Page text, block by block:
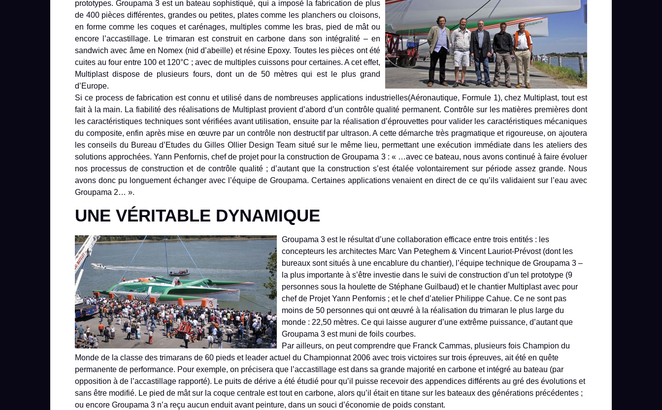
prototypes. Groupama 3 est un bateau sophistiqué, qui a imposé la fabrication de plus
de 400 pièces différentes, grandes ou petites, plates comme les planchers ou cloisons,
en forme comme les coques et carénages, multiples comme les bras, pied de mât ou
encore l’accastillage. Le trimaran est construit en carbone dans son intégralité – en
sandwich avec âme en Nomex (nid d’abeille) et résine Epoxy. Toutes les pièces ont été
cuites au four entre 100 et 120°C ; avec de multiples cuissons pour certaines. A cet effet,
Multiplast dispose de plusieurs fours, dont un de 50 mètres qui est le plus grand
d’Europe.
Si ce process de fabrication est connu et utilisé dans de nombreuses applications industrielles(Aéronautique, Formule 1), chez Multiplast, tout est
fait à la main. La fiabilité des réalisations de Multiplast provient d’abord d’un contrôle qualité permanent. Contrôle sur les matières premières dont
les caractéristiques techniques sont vérifiées avant utilisation, ensuite par la réalisation d’éprouvettes pour valider les caractéristiques mécaniques
du composite, enfin après mise en œuvre par un contrôle non destructif par ultrason. A cette démarche très pragmatique et rigoureuse, on ajoutera
les conseils du Bureau d’Etudes du Gilles Ollier Design Team situé sur le même lieu, permettant une exécution immédiate dans les ateliers des
solutions approchées. Yann Penfornis, chef de projet pour la construction de Groupama 3 : « …avec ce bateau, nous avons continué à faire évoluer
nos processus de construction et de contrôle qualité ; d’autant que la construction s’est étalée volontairement sur période assez grande. Nous
avons donc pu longuement échanger avec l’équipe de Groupama. Certaines applications venaient en direct de ce qu’ils validaient sur l’eau avec
Groupama 2… ».
UNE VÉRITABLE DYNAMIQUE
Groupama 3 est le résultat d’une collaboration efficace entre trois entités : les
concepteurs les architectes Marc Van Peteghem & Vincent Lauriot-Prévost (dont les
bureaux sont situés à une encablure du chantier), l’équipe technique de Groupama 3 –
la plus importante à s’être investie dans le suivi de construction d’un tel prototype (9
personnes sous la houlette de Stéphane Guilbaud) et le chantier Multiplast avec pour
chef de Projet Yann Penfornis ; et le chef d’atelier Philippe Cahue. Ce ne sont pas
moins de 50 personnes qui ont œuvré à la réalisation du trimaran le plus large du
monde : 22,50 mètres. Ce qui laisse augurer d’une extrême puissance, d’autant que
Groupama 3 est muni de foils courbes.
Par ailleurs, on peut comprendre que Franck Cammas, plusieurs fois Champion du
Monde de la classe des trimarans de 60 pieds et leader actuel du Championnat 2006 avec trois victoires sur trois épreuves, ait été en quête
permanente de performance. Pour exemple, on précisera que l’accastillage est dans sa grande majorité en carbone et intégré au bateau (par
opposition à de l’accastillage rapporté). Le puits de dérive a été étudié pour qu’il puisse recevoir des appendices différents au gré des évolutions et
sans être modifié. Le pied de mât sur la coque centrale est tout en carbone, alors qu’il était en titane sur les bateaux des générations précédentes ;
ou encore Groupama 3 n’a reçu aucun enduit avant peinture, dans un souci d’économie de poids constant.